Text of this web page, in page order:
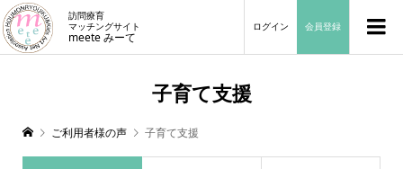
訪問療育
マッチングサイト
meete みーて
ログイン 会員登録
子育て支援
ご利用者様の声 子育て支援